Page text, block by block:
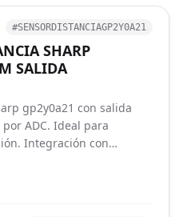
#SENSORDISTANCIAGP2Y0A21
SHARP
SALIDA
gp2y0a21 con salida
ADC. Ideal para
Integración con